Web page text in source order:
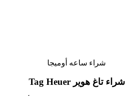
شراء ساعه أوميجا
شراء تاغ هوير Tag Heuer